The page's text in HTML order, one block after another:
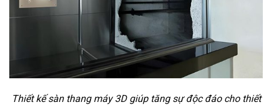
Thiết kế sàn thang máy 3D giúp tăng sự độc đáo cho thiết